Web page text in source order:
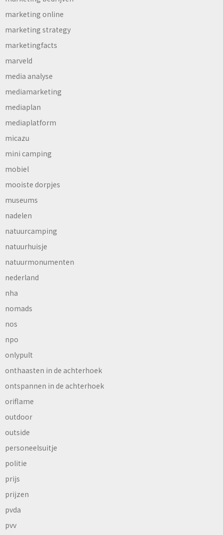
marketing online
marketing strategy
marketingfacts
marveld
media analyse
mediamarketing
mediaplan
mediaplatform
micazu
mini camping
mobiel
mooiste dorpjes
museums
nadelen
natuurcamping
natuurhuisje
natuurmonumenten
nederland
nha
nomads
nos
npo
onlypult
onthaasten in de achterhoek
ontspannen in de achterhoek
oriflame
outdoor
outside
personeelsuitje
politie
prijs
prijzen
pvda
pvv